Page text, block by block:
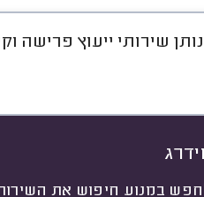
שירותי ייעוץ פרישה
במנוע חיפוש את
חוות דעת ממוצע
סוג השירות